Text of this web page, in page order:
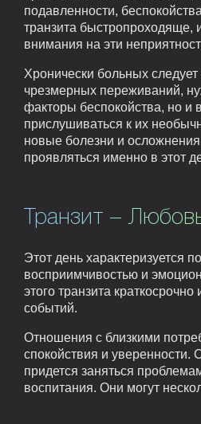
подавленности,
транзита быстропроходяще,
внимания на эти
Хронически больных следует
чрезмерных переживаний,
факторы беспокойства, но и
прислушиваться к их
новые болезни и
проявляться именно в этот
Транзит –
Этот день характеризуется
восприимчивостью и
этого транзита
событий.
Отношения с близкими
спокойствия и уверенности.
придется заняться
воспитания. Они могут